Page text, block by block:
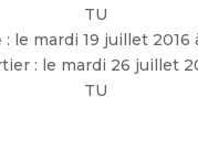
TU
: le mardi 19 juillet 2016
: le mardi 26 juillet
TU